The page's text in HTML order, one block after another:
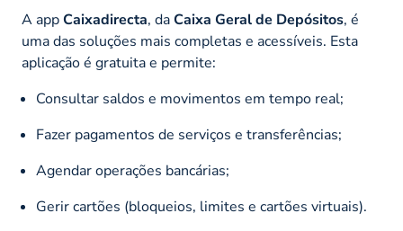
A appCaixadirecta, daCaixa Geral de Depósitos, é
uma das soluções mais completas e acessíveis. Esta
aplicação é gratuita e permite:
Consultar saldos e movimentos em tempo real;
Fazer pagamentos de serviços e transferências;
Agendar operações bancárias;
Gerir cartões (bloqueios, limites e cartões virtuais).